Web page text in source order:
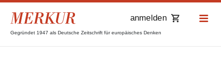
Gegründet 1947 als Deutsche Zeitschrift für europäisches Denken
anmelden